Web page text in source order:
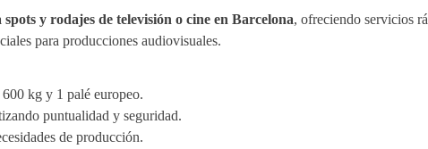
y rodajes de televisión o cine en Barcelona, ofreciendo servicios
para producciones audiovisuales.
kg y 1 palé europeo.
puntualidad y seguridad.
de producción.